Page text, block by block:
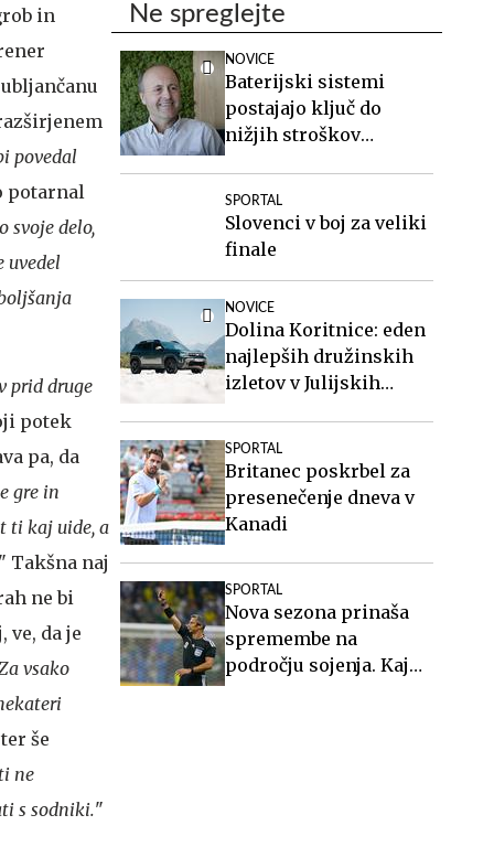
in
povedal
potarnal
svoje delo,
uvedel
prid druge
potek
pa, da
gre in
ti kaj uide, a
Takšna naj
ne bi
da je
vsako
še
ne
s sodniki."
Ne spreglejte
NOVICE
Baterijski sistemi
postajajo ključ do
nižjih stroškov
SPORTAL
Slovenci v boj za veliki
finale
NOVICE
Dolina Koritnice: eden
najlepših družinskih
izletov v Julijskih
SPORTAL
Britanec poskrbel za
presenečenje dneva v
Kanadi
SPORTAL
Nova sezona prinaša
spremembe na
področju sojenja. Kaj